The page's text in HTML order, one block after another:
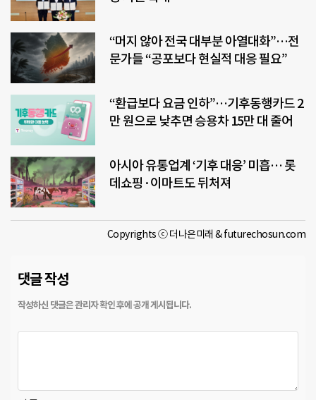
“머지 않아 전국 대부분 아열대화”…전
문가들 “공포보다 현실적 대응 필요”
“환급보다 요금 인하”…기후동행카드 2
만 원으로 낮추면 승용차 15만 대 줄어
아시아 유통업계 ‘기후 대응’ 미흡… 롯
데쇼핑·이마트도 뒤처져
Copyrights ⓒ 더나은미래 & futurechosun.com
댓글 작성